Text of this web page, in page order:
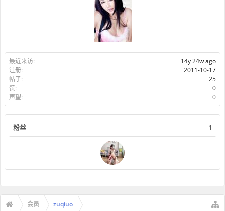
最近来访:
14y 24w ago
注册:
2011-10-17
帖子:
25
赞:
0
声望:
0
粉丝 1
会员 zuqiuo